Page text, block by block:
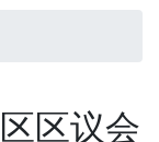
区议会